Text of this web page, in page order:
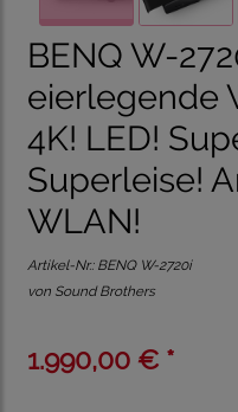
BENQ W-
eierlegende
4K! LED!
Superleise!
WLAN!
Artikel-Nr.: BENQ W-2720i
von Sound Brothers
1.990,00 € *